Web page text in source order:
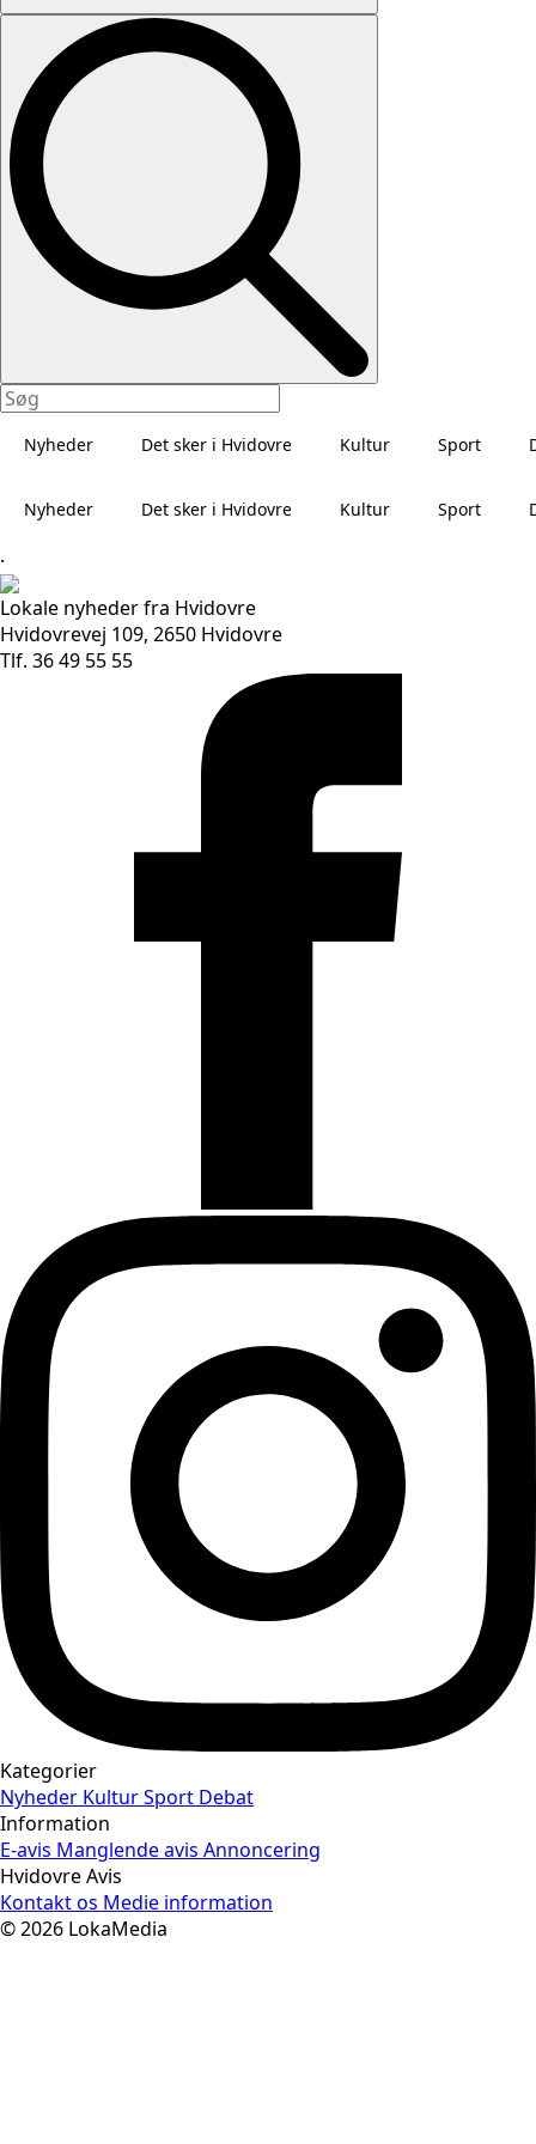
Nyheder Det sker i Hvidovre Kultur Sport
Nyheder Det sker i Hvidovre Kultur Sport
.
Lokale nyheder fra Hvidovre
Hvidovrevej 109, 2650 Hvidovre
Tlf. 36 49 55 55
Kategorier
Nyheder KulturSport Debat
Information
E-avis Manglende avis Annoncering
Hvidovre Avis
Kontakt os Medie information
© 2026 LokaMedia